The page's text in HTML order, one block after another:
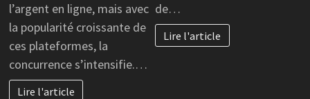
l’argent en ligne, mais avec
la popularité croissante de
ces plateformes, la
concurrence s’intensifie.…
Lire l'article
de…
Lire l'article